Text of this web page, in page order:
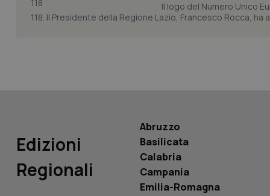
Il logo del Numero Unico
118. Il Presidente della Regione Lazio, Francesco Rocca, ha
Edizioni
Regionali
Abruzzo
Basilicata
Calabria
Campania
Emilia-Romagna__Secure-YNID